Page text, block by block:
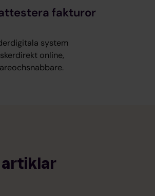
fakturor
system
online,
artiklar